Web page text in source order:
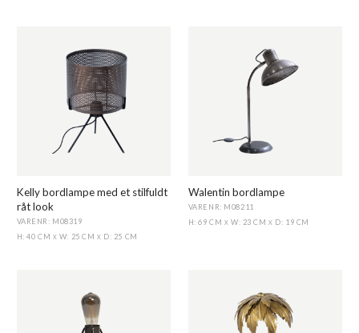
Kelly bordlampe med et stilfuldt
råt look
VARENR: M08319
H: 40 CM X W: 25 CM X D: 25 CM
Walentin bordlampe
VARENR: M08211
H: 69 CM X W: 23 CMX D: 19 CM